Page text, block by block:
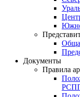
Документы
Правила